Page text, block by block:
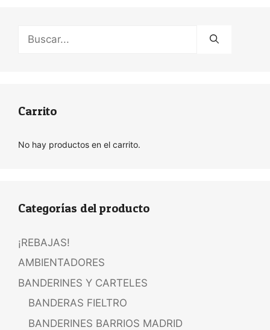
Carrito
No hay productos en el carrito.
Categorías del producto
¡REBAJAS!
AMBIENTADORES
BANDERINES Y CARTELES
BANDERAS FIELTRO
BANDERINES BARRIOS MADRID